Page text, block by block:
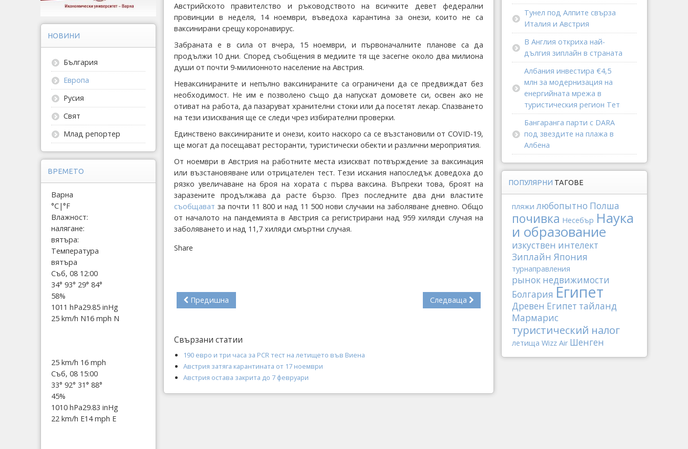
Австрийското правителство и ръководството на всичките девет федерални
провинции в неделя, 14 ноември, въведоха карантина за онези, които не са
ваксинирани срещу коронавирус.
Забраната е в сила от вчера, 15 ноември, и първоначалните планове са да
продължи 10 дни. Според съобщения в медиите тя ще засегне около два милиона
души от почти 9-милионното население на Австрия.
Неваксинираните и непълно ваксинираните са ограничени да се предвиждат без
необходимост. Не им е позволено също да напускат домовете си, освен ако не
отиват на работа, да пазаруват хранителни стоки или да посетят лекар. Спазването
на тези изисквания ще се следи чрез избирателни проверки.
Единствено ваксинираните и онези, които наскоро са се възстановили от COVID-19,
ще могат да посещават ресторанти, туристически обекти и различни мероприятия.
От ноември в Австрия на работните места изискват потвърждение за ваксинация
или възстановяване или отрицателен тест. Тези искания напоследък доведоха до
рязко увеличаване на броя на хората с първа ваксина. Въпреки това, броят на
заразените продължава да расте бързо. През последните два дни властите
съобщават за почти 11 800 и над 11 500 нови случаии на заболяване дневно. Общо
от началото на пандемията в Австрия са регистрирани над 959 хиляди случая на
заболяването и над 11,7 хиляди смъртни случая.
Share
Предишна Следваща
Свързани статии
190 евро и три часа за PCR тест на летището във Виена
Австрия затяга карантината от 17 ноември
Австрия остава закрита до 7 февруари
НОВИНИ
България
Европа
Русия
Свят
Млад репортер
ВРЕМЕТО
Варна
°C|°F
Влажност:
налягане:
вятъра:
Температура
вятъра
Съб, 08 12:00
34° 93° 29° 84°
58%
1011 hPa29.85 inHg
25 km/h N16 mph N
25 km/h 16 mph
Съб, 08 15:00
33° 92° 31° 88°
45%
1010 hPa29.83 inHg
22 km/h E14 mph E
Тунел под Алпите свърза
Италия и Австрия
В Англия откриха най-
дългия зиплайн в страната
Албания инвестира €4,5
млн за модернизация на
енергийната мрежа в
туристическия регион Тет
Бангаранга парти с DARA
под звездите на плажа в
Албена
ПОПУЛЯРНИ ТАГОВЕ
пляжи любопытно Полша
почивка Несебър Наука
и образование
изкуствен интелект
Зиплайн Япония
турнаправления
рынок недвижимости
Болгария Египет
Древен Египет тайланд
Мармарис
туристический налог
летища Wizz Air Шенген